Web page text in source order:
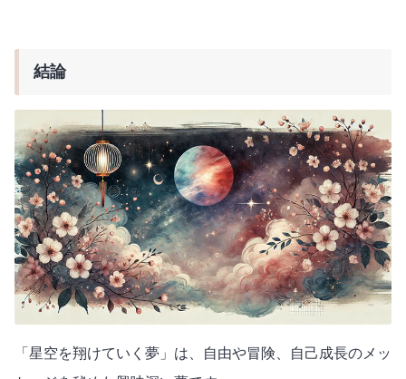
結論
「星空を翔けていく夢」は、自由や冒険、自己成長のメッ